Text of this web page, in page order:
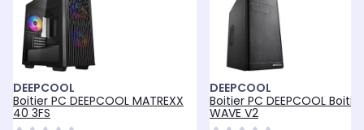
DEEPCOOL
Boitier PC DEEPCOOL MATREXX
40 3FS
DEEPCOOL
Boitier PC DEEPCOOL
WAVE V2